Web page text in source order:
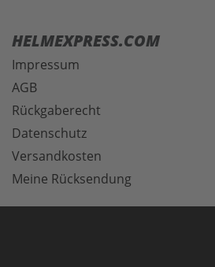
HELMEXPRESS.COM
Impressum
AGB
Rückgaberecht
Datenschutz
Versandkosten
Meine Rücksendung